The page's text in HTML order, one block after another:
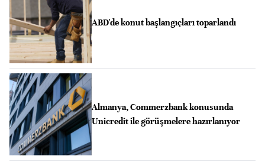
ABD'de konut başlangıçları toparlandı
Almanya, Commerzbank konusunda
Unicredit ile görüşmelere hazırlanıyor